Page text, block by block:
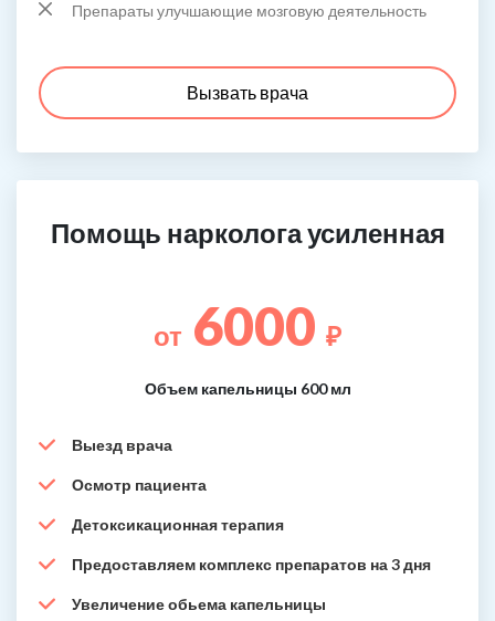
Препараты улучшающие мозговую деятельность
Вызвать врача
Помощь нарколога усиленная
от 6000 ₽
Объем капельницы 600 мл
Выезд врача
Осмотр пациента
Детоксикационная терапия
Предоставляем комплекс препаратов на 3 дня
Увеличение обьема капельницы